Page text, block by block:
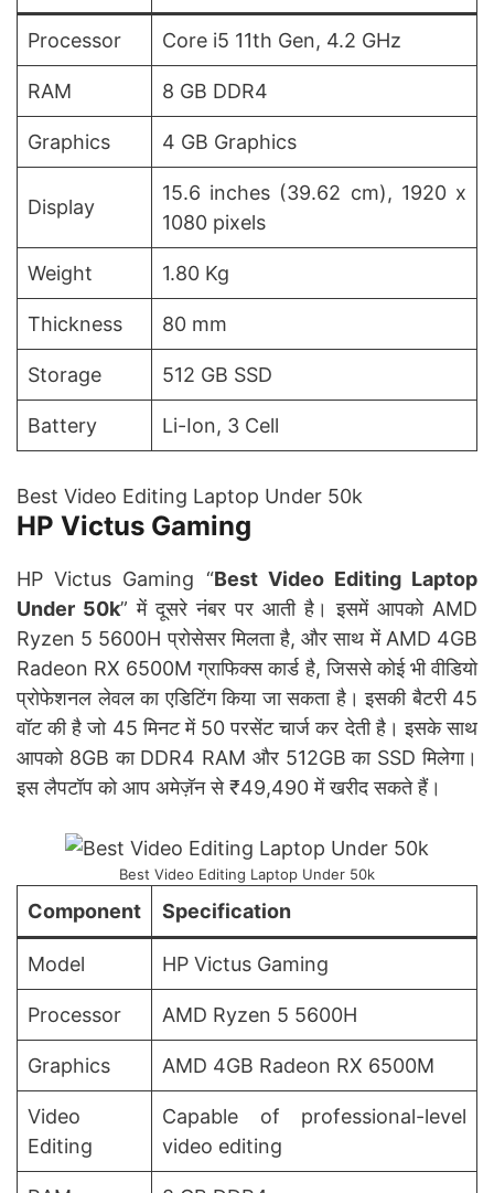
Processor Core i5 11th Gen, 4.2 GHz
RAM 8 GB DDR4
Graphics 4 GB Graphics
Display
15.6 inches (39.62 cm), 1920 x
1080 pixels
Weight 1.80 Kg
Thickness 80 mm
Storage 512 GB SSD
Battery Li-Ion, 3 Cell
Best Video Editing Laptop Under 50k
HP Victus Gaming
HP Victus Gaming “Best Video Editing Laptop
Under 50k” में दूसरे नंबर पर आती है। इसमें आपको AMD
Ryzen 5 5600H प्रोसेसर मिलता है, और साथ में AMD 4GB
Radeon RX 6500M ग्राफिक्स कार्ड है, जिससे कोई भी वीडियो
प्रोफेशनल लेवल का एडिटिंग किया जा सकता है। इसकी बैटरी 45
वॉट की है जो 45 मिनट में 50 परसेंट चार्ज कर देती है। इसके साथ
आपको 8GB का DDR4 RAM और 512GB का SSD मिलेगा।
इस लैपटॉप को आप अमेज़ॅन से ₹49,490 में खरीद सकते हैं।
Best Video Editing Laptop Under 50k
Component Specification
Model HP Victus Gaming
Processor AMD Ryzen 5 5600H
Graphics AMD 4GB Radeon RX 6500M
Video
Editing
Capable of professional-level
video editing